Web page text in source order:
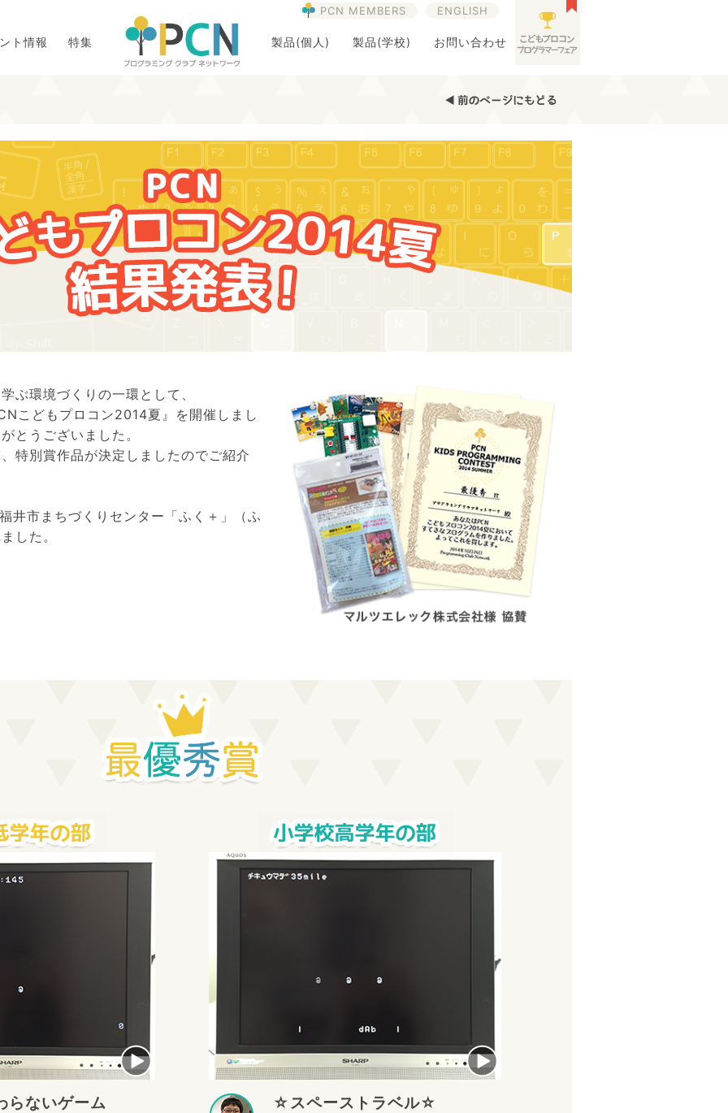
ト情報 特集 製品(個人) 製品(学校) お問い合わせ
PCN MEMBERS ENGLISH
ぶ環境づくりの一環として、
こどもプロコン2014夏』を開催しまし
とうございました。
特別賞作品が決定しましたのでご紹介
井市まちづくりセンター「ふく＋」（ふ
した。
らないゲーム ☆スペーストラベル☆